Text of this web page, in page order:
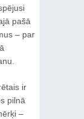
pašā
– par
ir
pilnā
–